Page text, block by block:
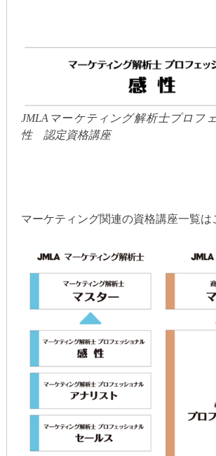
JMLAマーケティング解析士プロフ
性 認定資格講座
マーケティング関連の資格講座一覧は